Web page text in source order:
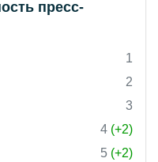
пресс-
1
2
3
4 (+2)
5 (+2)